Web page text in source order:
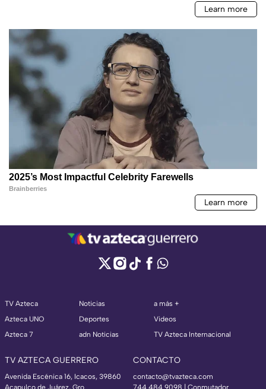
TV Azteca
Azteca UNO
Azteca 7
Noticias
Deportes
adn Noticias
a más +
Videos
TV Azteca Internacional
TV AZTECA GUERRERO
Avenida Escénica 16, Icacos, 39860
Acapulco de Juárez, Gro
CONTACTO
contacto@tvazteca.com
744 484 9098 | Conmutador